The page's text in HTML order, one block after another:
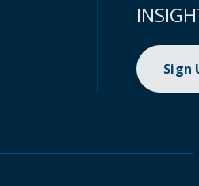
Sign